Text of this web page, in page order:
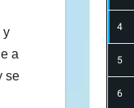
y
a
se
4
5
6